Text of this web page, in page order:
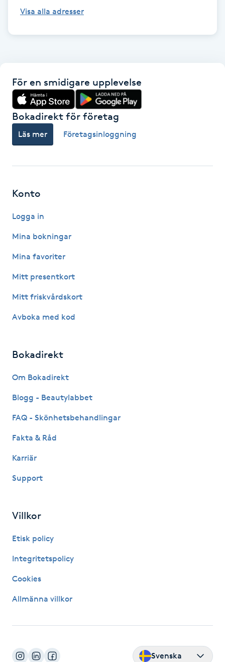
MicroPen
Microshading
Mixfransar
Nagelförlängning gelé
Nagelförlängning glasfiber
Nagelförstärkning
Nagelsvamp
Nageltrång
Naglar borttagning
Naprapati
Navelpiercing
Ny frisyr
Visa alla adresser
För en smidigare upplevelse
Bokadirekt för företag
Läs mer Företagsinloggning
Konto
Logga in
Mina bokningar
Mina favoriter
Mitt presentkort
Mitt friskvårdskort
Avboka med kod
Bokadirekt
Om Bokadirekt
Blogg - Beautylabbet
FAQ - Skönhetsbehandlingar
Fakta & Råd
Karriär
Support
Villkor
Etisk policy
Integritetspolicy
Cookies
Allmänna villkor
Svenska